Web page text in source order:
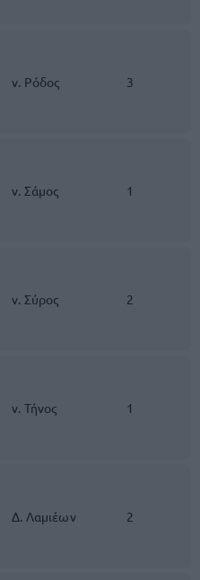
ν. Ρόδος 3
ν. Σάμος 1
ν. Σύρος 2
ν. Τήνος 1
Δ. Λαμιέων 2